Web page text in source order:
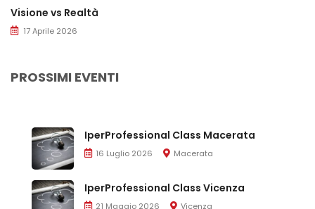
Visione vs Realtà
17 Aprile 2026
PROSSIMI EVENTI
IperProfessional Class Macerata
16 Luglio 2026 Macerata
IperProfessional Class Vicenza
21 Maggio 2026 Vicenza